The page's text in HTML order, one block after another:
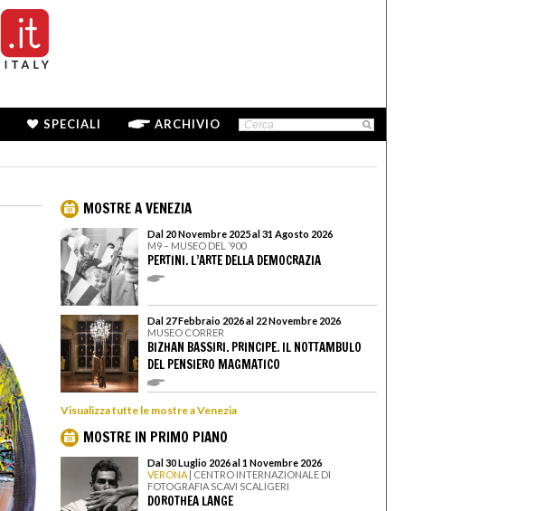
SPECIALI ARCHIVIO
MOSTRE A VENEZIA
Dal 20 Novembre 2025 al 31 Agosto 2026
M9 – MUSEO DEL ’900
PERTINI. L’ARTE DELLA DEMOCRAZIA
Dal 27 Febbraio 2026 al 22 Novembre 2026
MUSEO CORRER
BIZHAN BASSIRI. PRINCIPE. IL NOTTAMBULO
DEL PENSIERO MAGMATICO
Visualizza tutte le mostre a Venezia
MOSTRE IN PRIMO PIANO
Dal 30 Luglio 2026 al 1 Novembre 2026
VERONA | CENTRO INTERNAZIONALE DI
FOTOGRAFIA SCAVI SCALIGERI
DOROTHEA LANGE